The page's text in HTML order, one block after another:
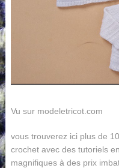
Vu sur modeletricot.com
vous trouverez ici plus de
crochet avec des tutoriels
magnifiques à des prix